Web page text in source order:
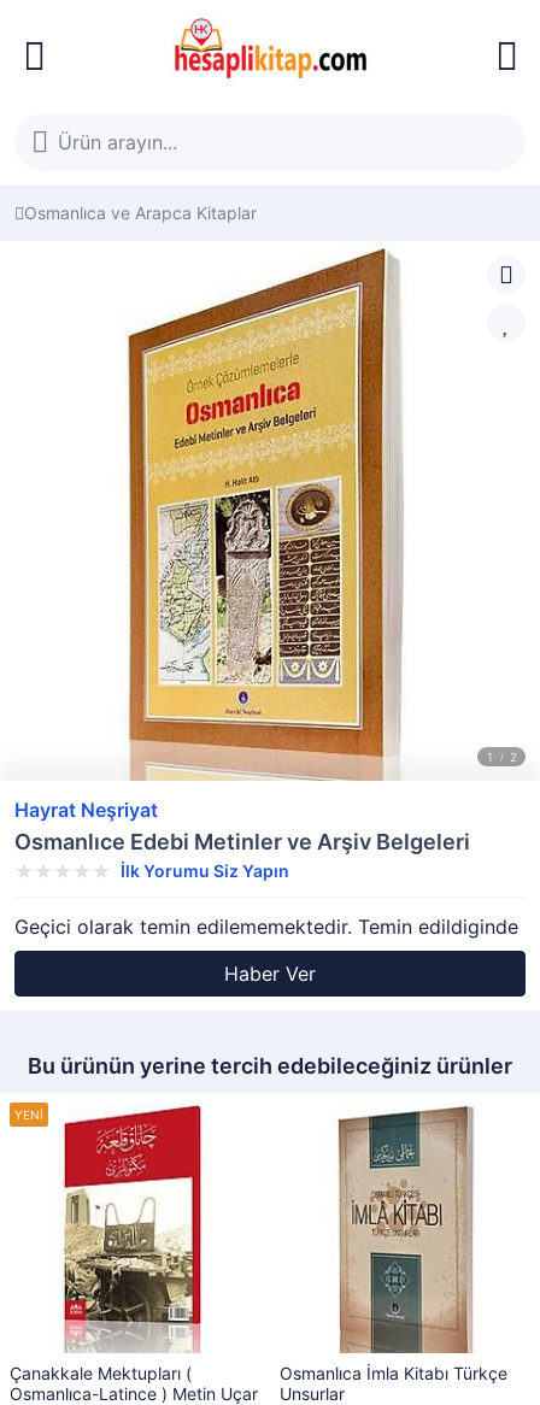
Osmanlıca ve Arapca Kitaplar
Hayrat Neşriyat
Osmanlıce Edebi Metinler ve Arşiv Belgeleri
İlk Yorumu Siz Yapın
Geçici olarak temin edilememektedir. Temin edildiginde
Haber Ver
Bu ürünün yerine tercih edebileceğiniz ürünler
Çanakkale Mektupları (
Osmanlıca-Latince ) Metin Uçar
Osmanlıca İmla Kitabı Türkçe
Unsurlar